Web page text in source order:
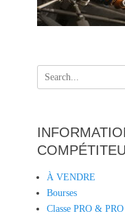
Search
for:
À VENDRE
Bourses
Classe PRO &